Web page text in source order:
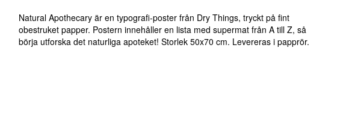
Natural Apothecary är en typografi-poster från Dry Things, tryckt på fint
obestruket papper. Postern innehåller en lista med supermat från A till Z, så
börja utforska det naturliga apoteket! Storlek 50x70 cm. Levereras i papprör.